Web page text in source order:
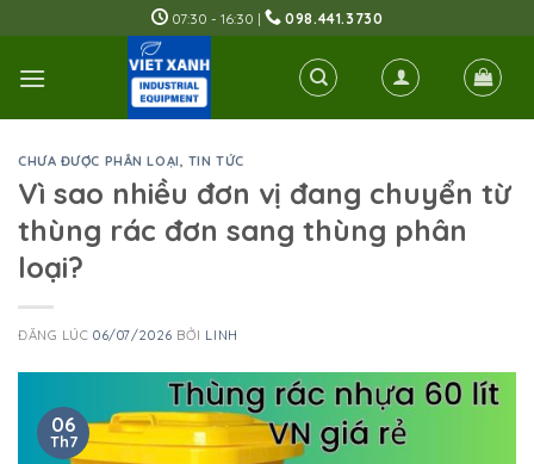
to
content
07:30 - 16:30 | 098.441.3730
CHƯA ĐƯỢC PHÂN LOẠI, TIN TỨC
Vì sao nhiều đơn vị đang chuyển từ
thùng rác đơn sang thùng phân
loại?
ĐĂNG LÚC06/07/2026 BỞI LINH
06
Th7